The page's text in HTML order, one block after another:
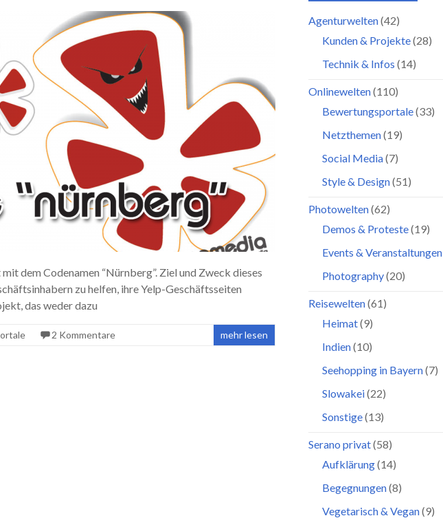
dem Codenamen “Nürnberg”. Ziel und Zweck dieses
zu helfen, ihre Yelp-Geschäftsseiten
das weder dazu
2 Kommentare mehr lesen
Agenturwelten(42)
Kunden & Projekte(28)
Technik & Infos (14)
Onlinewelten(110)
Bewertungsportale(33)
Netzthemen(19)
Social Media(7)
Style & Design(51)
Photowelten(62)
Demos & Proteste(19)
Events & Veranstaltungen
Photography(20)
Reisewelten(61)
Heimat(9)
Indien(10)
Seehopping in Bayern(7)
Slowakei(22)
Sonstige(13)
Serano privat(58)
Aufklärung(14)
Begegnungen(8)
Vegetarisch & Vegan(9)